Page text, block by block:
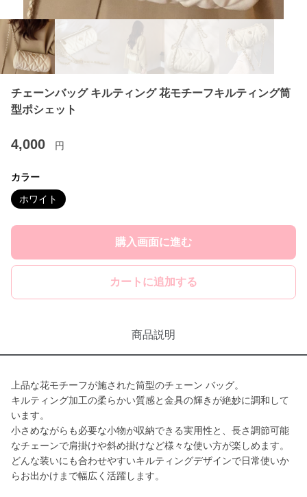
チェーンバッグ キルティング 花モチーフキルティング筒
型ポシェット
4,000 円
カラー
ホワイト
購入画面に進む
カートに追加する
商品説明
上品な花モチーフが施された筒型のチェーン バッグ。
キルティング加工の柔らかい質感と金具の輝きが絶妙に調和して
います。
小さめながらも必要な小物が収納できる実用性と、長さ調節可能
なチェーンで肩掛けや斜め掛けなど様々な使い方が楽しめます。
どんな装いにも合わせやすいキルティングデザインで日常使いか
らお出かけまで幅広く活躍します。